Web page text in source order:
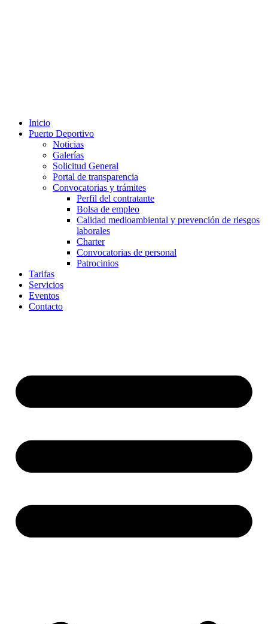
Inicio
Puerto Deportivo
Noticias
Galerías
Solicitud General
Portal de transparencia
Convocatorias y trámites
Perfil del contratante
Bolsa de empleo
Calidad medioambiental y prevención de riesgos
laborales
Charter
Convocatorias de personal
Patrocinios
Tarifas
Servicios
Eventos
Contacto